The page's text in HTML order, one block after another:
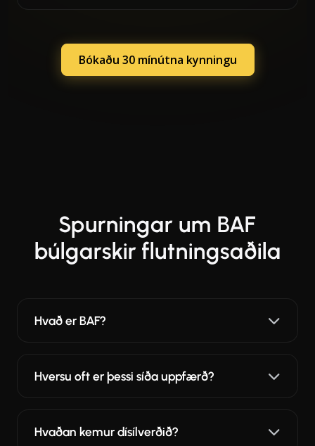
Bókaðu 30 mínútna kynningu
Spurningar um BAF
búlgarskir flutningsaðila
Hvað er BAF?
Hversu oft er þessi síða uppfærð?
Hvaðan kemur dísílverðið?